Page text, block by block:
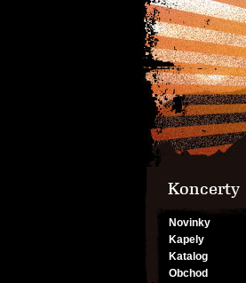
Koncerty
Novinky
Kapely
Katalog
Obchod